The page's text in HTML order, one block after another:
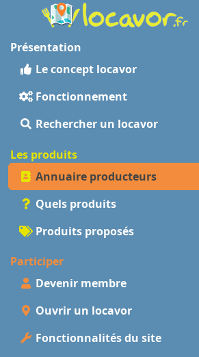
Présentation
Le concept locavor
Fonctionnement
Rechercher un locavor
Les produits
Annuaire producteurs
Quels produits
Produits proposés
Participer
Devenir membre
Ouvrir un locavor
Fonctionnalités du site